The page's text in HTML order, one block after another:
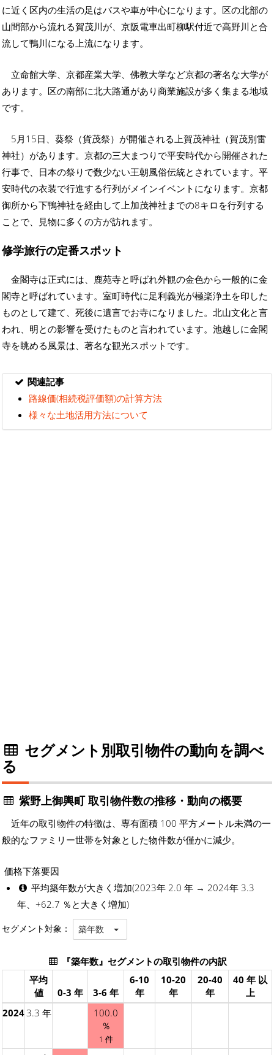
に近く区内の生活の足はバスや車が中心になります。区の北部の
山間部から流れる賀茂川が、京阪電車出町柳駅付近で高野川と合
流して鴨川になる上流になります。
立命館大学、京都産業大学、佛教大学など京都の著名な大学が
あります。区の南部に北大路通があり商業施設が多く集まる地域
です。
5月15日、葵祭（貨茂祭）が開催される上賀茂神社（賀茂別雷
神社）があります。京都の三大まつりで平安時代から開催された
行事で、日本の祭りで数少ない王朝風俗伝統とされています。平
安時代の衣装で行進する行列がメインイベントになります。京都
御所から下鴨神社を経由して上加茂神社までの8キロを行列する
ことで、見物に多くの方が訪れます。
修学旅行の定番スポット
金閣寺は正式には、鹿苑寺と呼ばれ外観の金色から一般的に金
閣寺と呼ばれています。室町時代に足利義光が極楽浄土を印した
ものとして建て、死後に遺言でお寺になりました。北山文化と言
われ、明との影響を受けたものと言われています。池越しに金閣
寺を眺める風景は、著名な観光スポットです。
関連記事
路線価(相続税評価額)の計算方法
様々な土地活用方法について
セグメント別取引物件の動向を調べ
る
紫野上御輿町 取引物件数の推移・動向の概要
近年の取引物件の特徴は、専有面積 100 平方メートル未満の一
般的なファミリー世帯を対象とした物件数が僅かに減少。
価格下落要因
平均築年数が大きく増加(2023年 2.0 年 → 2024年 3.3
年、+62.7 ％と大きく増加)
セグメント対象： 築年数
『築年数』セグメントの取引物件の内訳
平均
値
0-3 年 3-6 年
6-10
年
10-20
年
20-40
年
40 年 以
上
20243.3 年
100.0
％
1 件